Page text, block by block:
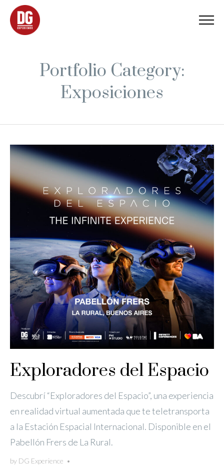
Portfolio Category:
Exposiciones
Exploradores del Espacio
Descubrí “Exploradores del Espacio”, una experiencia
en realidad virtual aumentada que te teletransporta
a la Estación Espacial Internacional. Disponible en el
Pabellón Frers de La Rural.
by DG Experience •